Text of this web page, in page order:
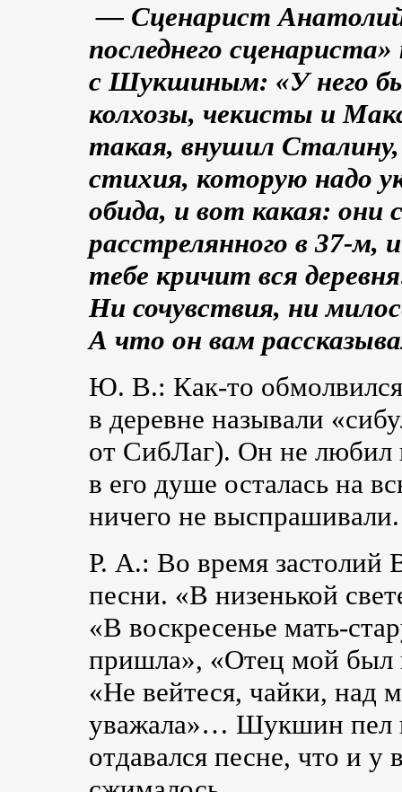
— Сценарист Анатолий
последнего
с Шукшиным: «У него
колхозы, чекисты и
такая, внушил
стихия, которую надо
обида, и вот какая: они
расстрелянного в37-м,
тебе кричит вся
Ни сочувствия, ни
А что он вам
Ю. В.: Как-то
в деревне называли
от СибЛаг). Он не любил
в его душе осталась на
ничего не выспрашивали.
Р. А.: Во время застолий
песни. «В низенькой
«В воскресенье мать-
пришла», «Отец мой был
«Не вейтеся, чайки, над
уважала»… Шукшин пел
отдавался песне, что и у